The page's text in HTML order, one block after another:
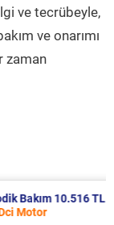
ve tecrübeyle,
ve onarımı
zaman
TL